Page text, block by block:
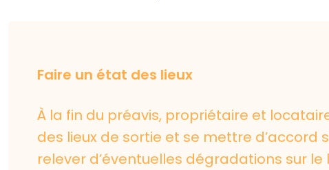
Faire un état des lieux
À la fin du préavis, propriétaire et
des lieux de sortie et se mettre d’accord
relever d’éventuelles dégradations sur